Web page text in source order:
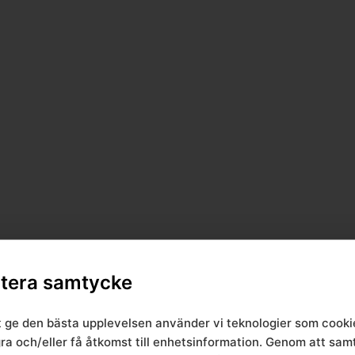
samtycke
ge den bästa upplevelsen använder vi teknologier som
och/eller få åtkomst till enhetsinformation. Genom att